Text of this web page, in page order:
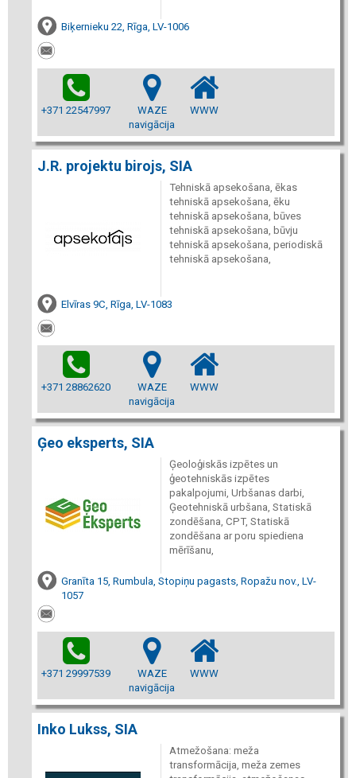
Biķernieku 22, Rīga, LV-1006
+371 22547997
WAZE
navigācija
WWW
J.R. projektu birojs, SIA
Tehniskā apsekošana, ēkas
tehniskā apsekošana, ēku
tehniskā apsekošana, būves
tehniskā apsekošana, būvju
tehniskā apsekošana, periodiskā
tehniskā apsekošana,
Elvīras 9C, Rīga, LV-1083
+371 28862620
WAZE
navigācija
WWW
Ģeo eksperts, SIA
Ģeoloģiskās izpētes un
ģeotehniskās izpētes
pakalpojumi, Urbšanas darbi,
Ģeotehniskā urbšana, Statiskā
zondēšana, CPT, Statiskā
zondēšana ar poru spiediena
mērīšanu,
Granīta 15, Rumbula, Stopiņu pagasts, Ropažu nov., LV-
1057
+371 29997539
WAZE
navigācija
WWW
Inko Lukss, SIA
Atmežošana: meža
transformācija, meža zemes